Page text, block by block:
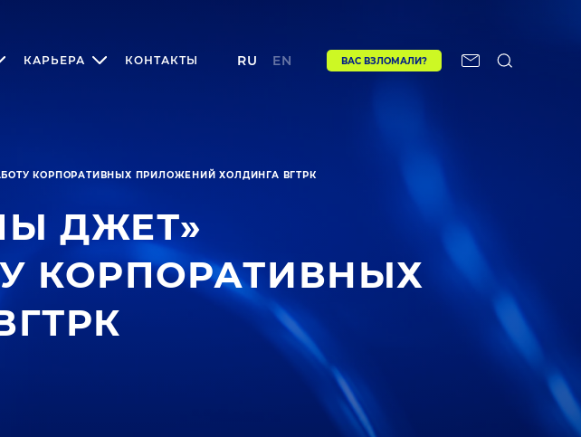
КАРЬЕРА КОНТАКТЫ RU EN ВАС ВЗЛОМАЛИ?
КОРПОРАТИВНЫХ ПРИЛОЖЕНИЙ ХОЛДИНГА ВГТРК
ДЖЕТ»
КОРПОРАТИВНЫХ